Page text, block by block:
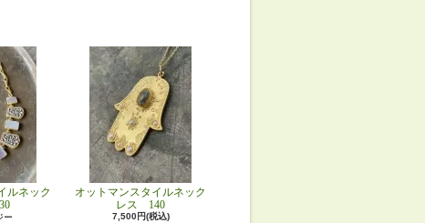
ルネック
ー
オットマンスタイルネック
レス 140
7,500円(税込)